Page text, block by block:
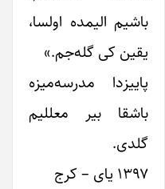
باشیم الیمده اولسا،
یقین کی گله‌جم.»
پاییزدا مدرسه‌میزه
باشقا بیر معللیم
گلدی.
۱۳۹۷ یای – کرج